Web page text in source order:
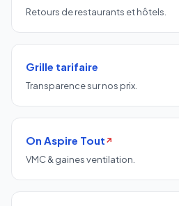
Retours de restaurants et hôtels.
Grille tarifaire
Transparence sur nos prix.
On Aspire Tout ↗
VMC & gaines ventilation.